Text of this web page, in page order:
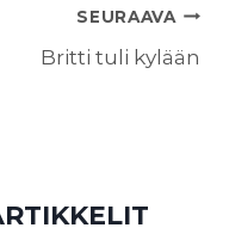
SEURAAVA
Britti tuli kylään